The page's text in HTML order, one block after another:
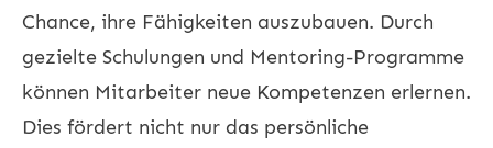
Chance, ihre Fähigkeiten auszubauen. Durch
gezielte Schulungen und Mentoring-Programme
können Mitarbeiter neue Kompetenzen erlernen.
Dies fördert nicht nur das persönliche